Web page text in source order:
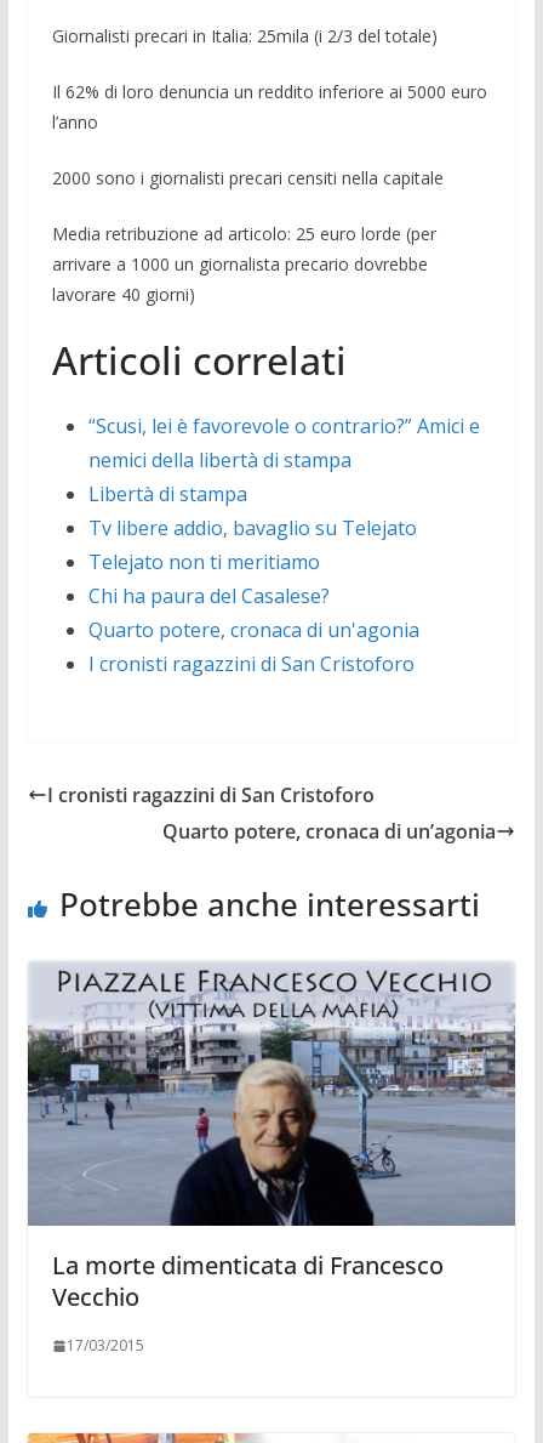
Giornalisti precari in Italia: 25mila (i 2/3 del totale)
Il 62% di loro denuncia un reddito in­feriore ai 5000 euro
l’anno
2000 sono i giornalisti precari censiti nella capitale
Media retribuzione ad articolo: 25 euro lorde (per
arrivare a 1000 un giorna­lista precario dovrebbe
lavorare 40 giorni)
Articoli correlati
“Scusi, lei è favorevole o contrario?” Amici e
nemici della libertà di stampa
Libertà di stampa
Tv libere addio, bavaglio su Telejato
Telejato non ti meritiamo
Chi ha paura del Casalese?
Quarto potere, cronaca di un'agonia
I cronisti ragazzini di San Cristoforo
I cronisti ragazzini di San Cristoforo
Quarto potere, cronaca di un’agonia
Potrebbe anche interessarti
La morte dimenticata di Francesco
Vecchio
17/03/2015